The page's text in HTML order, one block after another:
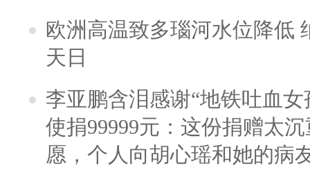
欧洲高温致多瑙河水位降低
天日
李亚鹏含泪感谢“地铁吐血
使捐99999元：这份捐赠太
愿，个人向胡心瑶和她的病